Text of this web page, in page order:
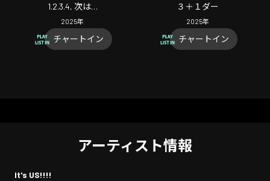
1.2.3.4, 次は…
2025年
チャートイン
３＋１ダー
2025年
チャートイン
アーティスト情報
It's US!!!!